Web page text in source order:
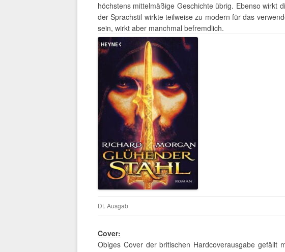
höchstens mittelmäßige Geschichte übrig. Ebenso wirkt
der Sprachstil wirkte teilweise zu modern für das
sein, wirkt aber manchmal befremdlich.
Dt. Ausgab
Cover:
Obiges Cover der britischen Hardcoverausgabe gefällt